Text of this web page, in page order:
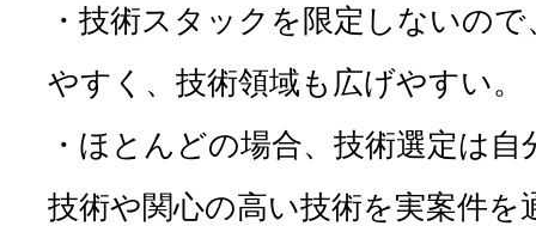
・技術スタックを限定しないの
やすく、技術領域も広げやすい。
・ほとんどの場合、技術選定は
技術や関心の高い技術を実案件